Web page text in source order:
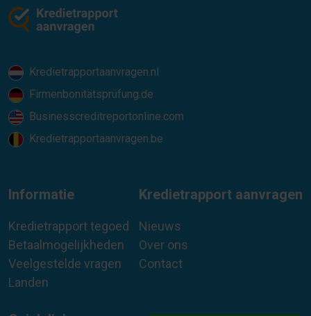
Kredietrapportaanvragen.nl
Firmenbonitätsprüfung.de
Businesscreditreportonline.com
Kredietrapportaanvragen.be
Informatie
Kredietrapport tegoed
Betaalmogelijkheden
Veelgestelde vragen
Landen
Kredietrapport aanvragen
Nieuws
Over ons
Contact